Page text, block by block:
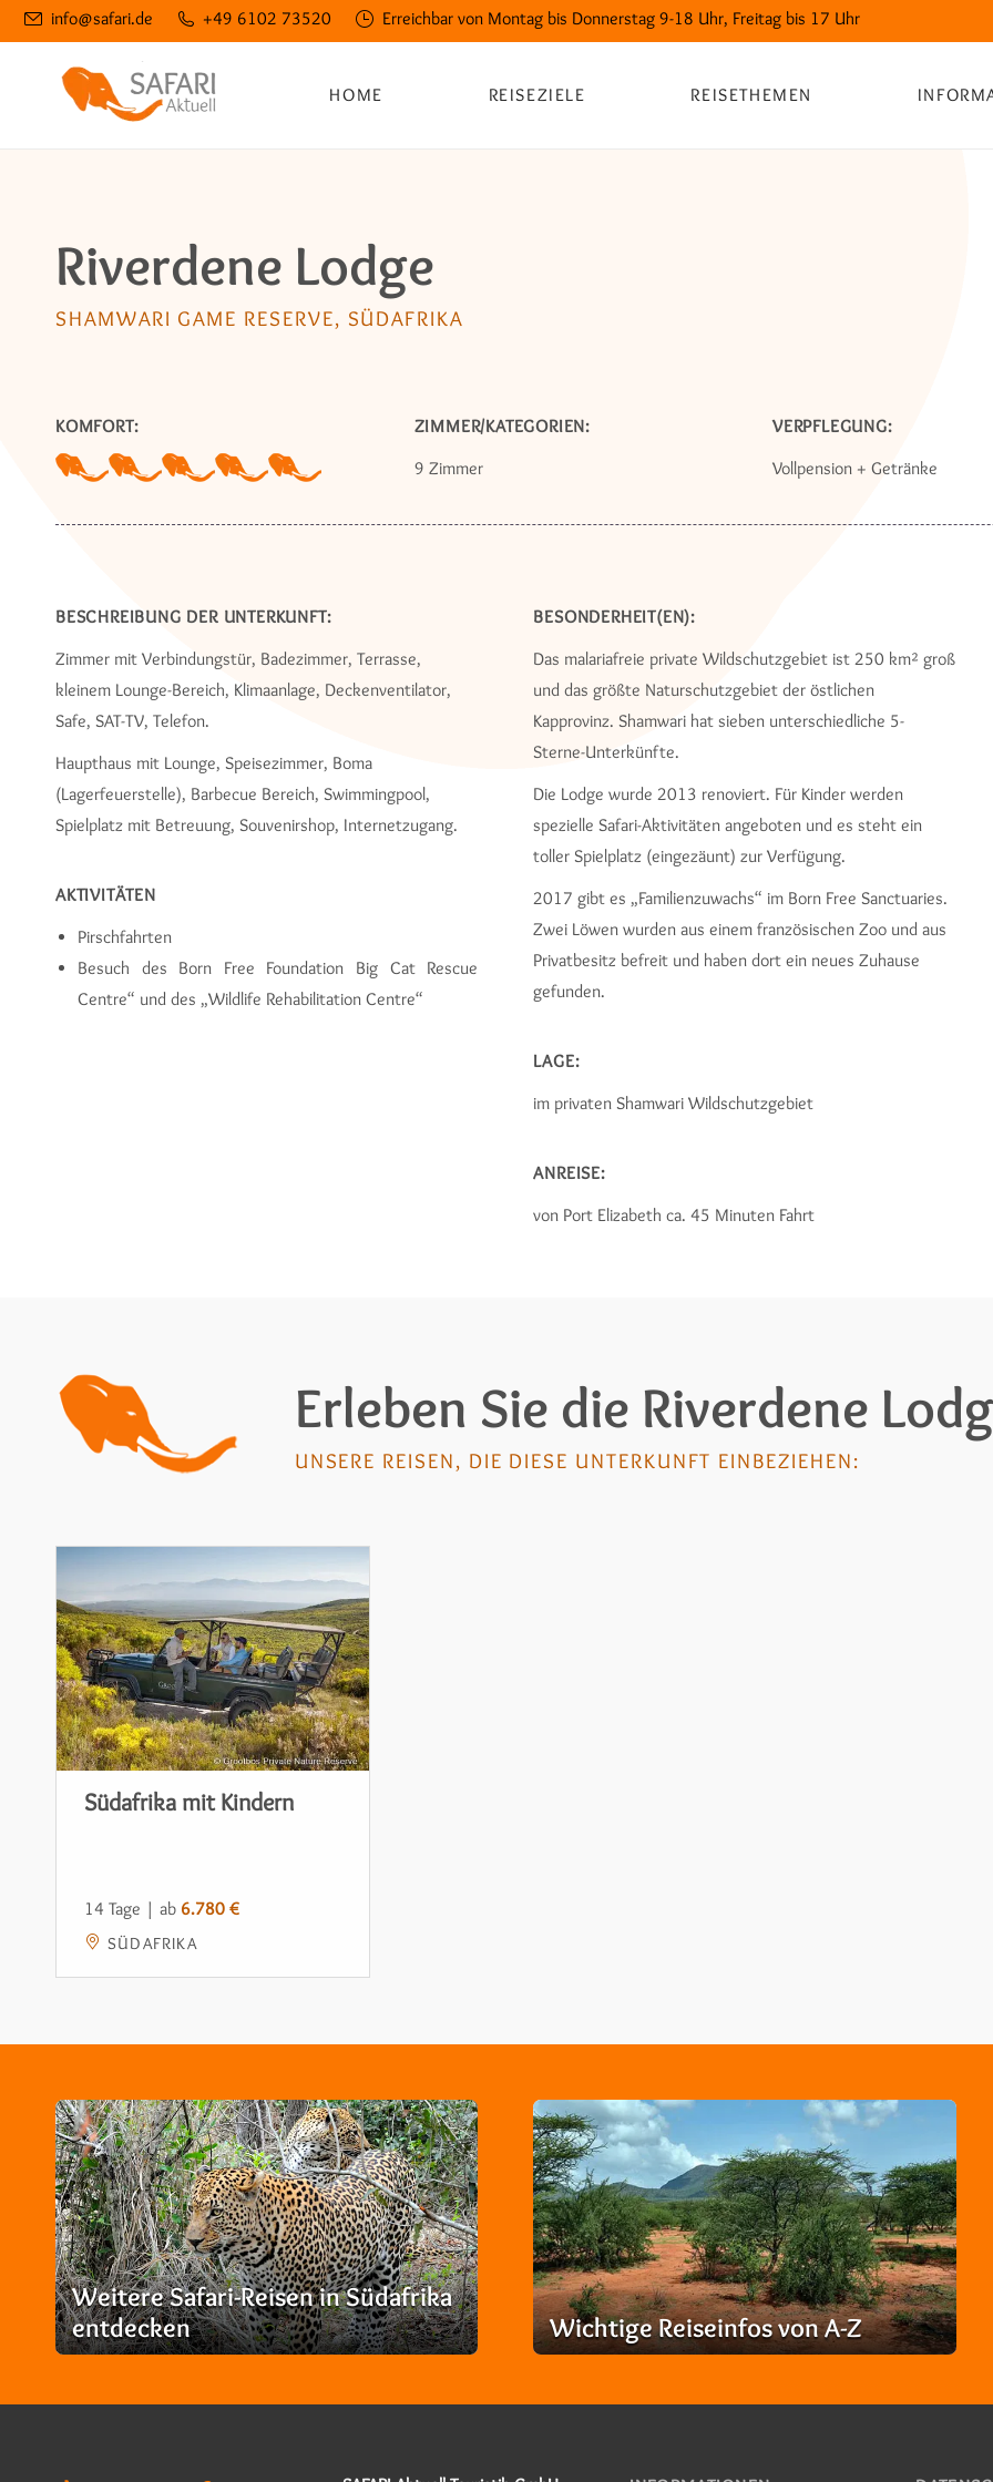
info@safari.de +49 6102 73520 Erreichbar von Montag bis Donnerstag 9-18 Uhr, Freitag bis 17 Uhr
HOME REISEZIELE REISETHEMEN
Riverdene Lodge
SHAMWARI GAME RESERVE, SÜDAFRIKA
KOMFORT:
ZIMMER/KATEGORIEN:
9 Zimmer
VERPFLEGUNG:
Vollpension + Getränke
BESCHREIBUNG DER UNTERKUNFT:
Zimmer mit Verbindungstür, Badezimmer, Terrasse,
kleinem Lounge-Bereich, Klimaanlage, Deckenventilator,
Safe, SAT-TV, Telefon.
Haupthaus mit Lounge, Speisezimmer, Boma
(Lagerfeuerstelle), Barbecue Bereich, Swimmingpool,
Spielplatz mit Betreuung, Souvenirshop, Internetzugang.
AKTIVITÄTEN
Pirschfahrten
Besuch des Born Free Foundation Big Cat Rescue
Centre“ und des „Wildlife Rehabilitation Centre“
BESONDERHEIT(EN):
Das malariafreie private Wildschutzgebiet ist 250 km² groß
und das größte Naturschutzgebiet der östlichen
Kapprovinz. Shamwari hat sieben unterschiedliche 5-
Sterne-Unterkünfte.
Die Lodge wurde 2013 renoviert. Für Kinder werden
spezielle Safari-Aktivitäten angeboten und es steht ein
toller Spielplatz (eingezäunt) zur Verfügung.
2017 gibt es „Familienzuwachs“ im Born Free Sanctuaries.
Zwei Löwen wurden aus einem französischen Zoo und aus
Privatbesitz befreit und haben dort ein neues Zuhause
gefunden.
LAGE:
im privaten Shamwari Wildschutzgebiet
ANREISE:
von Port Elizabeth ca. 45 Minuten Fahrt
Erleben Sie die Riverdene
UNSERE REISEN, DIE DIESE UNTERKUNFT EINBEZIEHEN:
Südafrika mit Kindern
14 Tage | ab 6.780 €
SÜDAFRIKA
Weitere Safari-Reisen in Südafrika
entdecken
Wichtige Reiseinfos von A-Z